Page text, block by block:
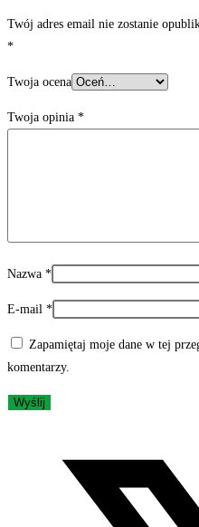
Twój adres email nie zostanie
*
Twoja ocena
Twoja opinia *
Nazwa *
E-mail *
Zapamiętaj moje dane w tej
komentarzy.